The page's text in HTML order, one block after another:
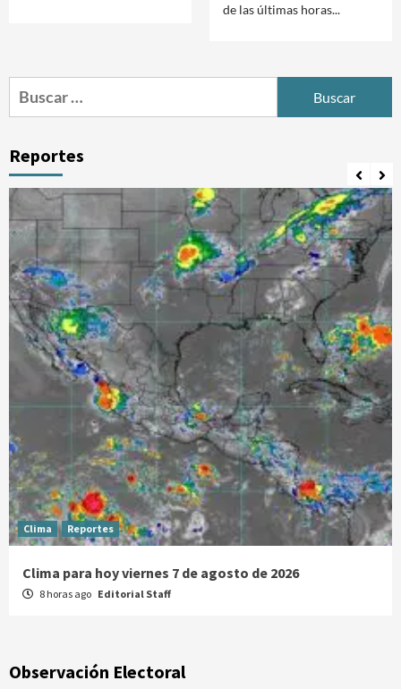
de las últimas horas...
Buscar:
Reportes
Clima Reportes
Clima para hoy viernes 7 de agosto de 2026
8 horas ago Editorial Staff
Observación Electoral